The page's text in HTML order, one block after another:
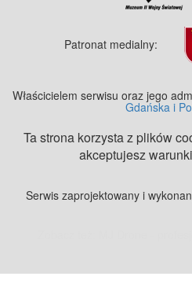
Patronat medialny:
Właścicielem serwisu oraz jego
Gdańska i
Ta strona korzysta z plików
akceptujesz
Serwis zaprojektowany i